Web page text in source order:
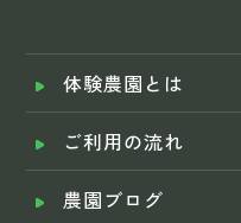
体験農園とは
ご利用の流れ
農園ブログ